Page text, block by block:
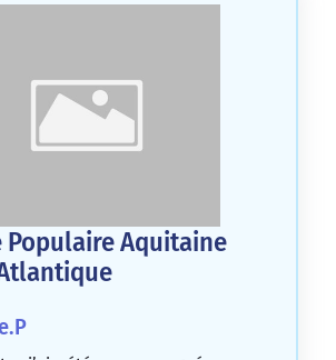
Populaire Aquitaine